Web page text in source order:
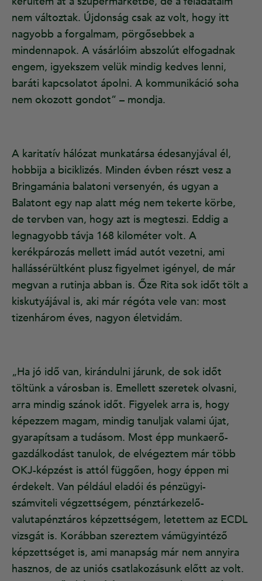
nem változtak. Újdonság csak az volt, hogy itt
nagyobb a forgalmam, pörgősebbek a
mindennapok. A vásárlóim abszolút elfogadnak
engem, igyekszem velük mindig kedves lenni,
baráti kapcsolatot ápolni. A kommunikáció soha
nem okozott gondot” – mondja.
A karitatív hálózat munkatársa édesanyjával él,
hobbija a biciklizés. Minden évben részt vesz a
Bringamánia balatoni versenyén, és ugyan a
Balatont egy nap alatt még nem tekerte körbe,
de tervben van, hogy azt is megteszi. Eddig a
legnagyobb távja 168 kilométer volt. A
kerékpározás mellett imád autót vezetni, ami
hallássérültként plusz figyelmet igényel, de már
megvan a rutinja abban is. Őze Rita sok időt tölt a
kiskutyájával is, aki már régóta vele van: most
tizenhárom éves, nagyon életvidám.
„Ha jó idő van, kirándulni járunk, de sok időt
töltünk a városban is. Emellett szeretek olvasni,
arra mindig szánok időt. Figyelek arra is, hogy
képezzem magam, mindig tanuljak valami újat,
gyarapítsam a tudásom. Most épp munkaerő-
gazdálkodást tanulok, de elvégeztem már több
OKJ-képzést is attól függően, hogy éppen mi
érdekelt. Van például eladói és pénzügyi-
számviteli végzettségem, pénztárkezelő-
valutapénztáros képzettségem, letettem az ECDL
vizsgát is. Korábban szereztem vámügyintéző
képzettséget is, ami manapság már nem annyira
hasznos, de az uniós csatlakozásunk előtt az volt.